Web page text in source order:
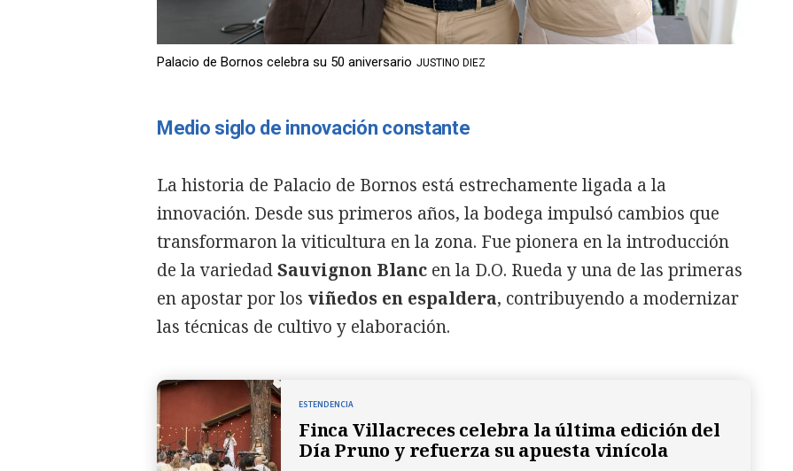
Palacio de Bornos celebra su 50 aniversario JUSTINO DIEZ
Medio siglo de innovación constante
La historia de Palacio de Bornos está estrechamente ligada a la
innovación. Desde sus primeros años, la bodega impulsó cambios que
transformaron la viticultura en la zona. Fue pionera en la introducción
de la variedadSauvignon Blanc en la D.O. Rueda y una de las primeras
en apostar por los viñedos en espaldera, contribuyendo a modernizar
las técnicas de cultivo y elaboración.
ESTENDENCIA
Finca Villacreces celebra la última edición del
Día Pruno y refuerza su apuesta vinícola